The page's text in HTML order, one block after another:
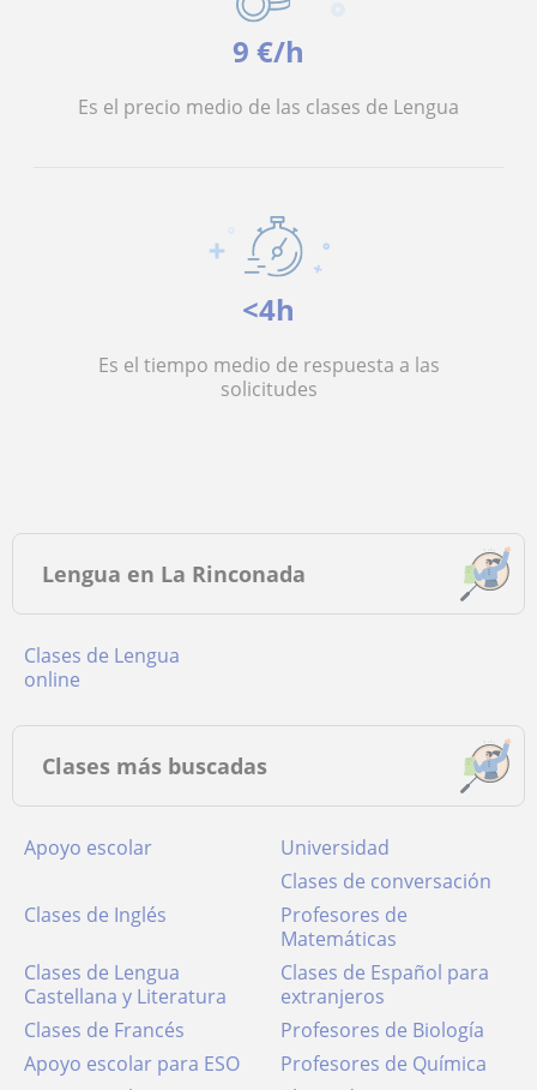
9 €/h
Es el precio medio de las clases de Lengua
<4h
Es el tiempo medio de respuesta a las
solicitudes
Lengua en La Rinconada
Clases de Lengua
online
Clases más buscadas
Apoyo escolar
Universidad
Clases de conversación
Clases de Inglés
Profesores de
Matemáticas
Clases de Lengua
Castellana y Literatura
Clases de Español para
extranjeros
Clases de Francés
Profesores de Biología
Apoyo escolar para ESO
Profesores de Química